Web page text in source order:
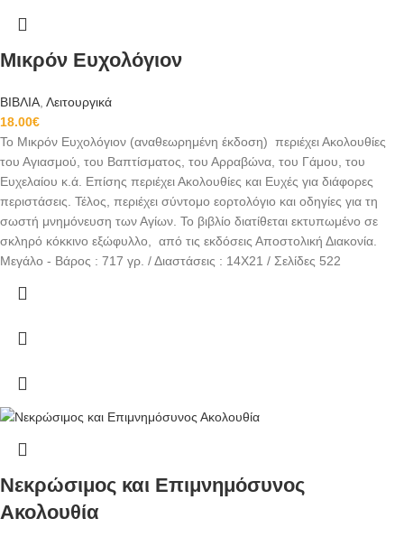
Μικρόν Ευχολόγιον
ΒΙΒΛΙΑ Λειτουργικά
18.00€
Το Μικρόν Ευχολόγιον (αναθεωρημένη έκδοση) περιέχει Ακολουθίες
του Αγιασμού, του Βαπτίσματος, του Αρραβώνα, του Γάμου, του
Ευχελαίου κ.ά. Επίσης περιέχει Ακολουθίες και Ευχές για διάφορες
περιστάσεις. Τέλος, περιέχει σύντομο εορτολόγιο και οδηγίες για τη
σωστή μνημόνευση των Αγίων. Το βιβλίο διατίθεται εκτυπωμένο σε
σκληρό κόκκινο εξώφυλλο, από τις εκδόσεις Αποστολική Διακονία.
Μεγάλο - Βάρος : 717 γρ. / Διαστάσεις : 14Χ21 / Σελίδες 522
Νεκρώσιμος και Επιμνημόσυνος
Ακολουθία